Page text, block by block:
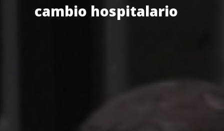
cambio hospitalario